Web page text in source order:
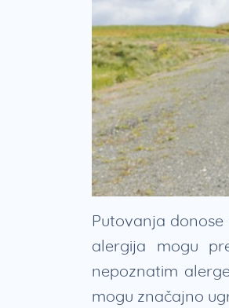
Putovanja
alergija mogu
nepoznatim
mogu značajno